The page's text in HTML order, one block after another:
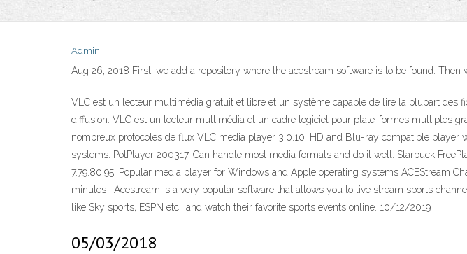
Admin
Aug 26, 2018 First, we add a repository where the acestream software is to be found.
VLC est un lecteur multimédia gratuit et libre et un système capable de lire la plupart des
diffusion. VLC est un lecteur multimédia et un cadre logiciel pour plate-formes multiples
nombreux protocoles de flux VLC media player 3.0.10. HD and Blu-ray compatible player
systems. PotPlayer 200317. Can handle most media formats and do it well. Starbuck
7.79.80.95. Popular media player for Windows and Apple operating systems ACEStream
minutes . Acestream is a very popular software that allows you to live stream sports
like Sky sports, ESPN etc., and watch their favorite sports events online. 10/12/2019
05/03/2018